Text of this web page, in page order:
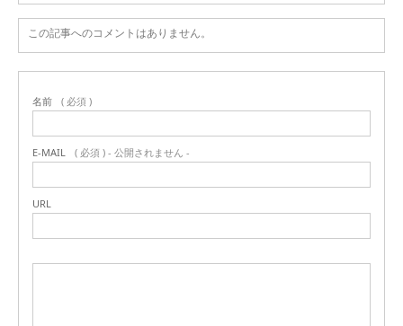
この記事へのコメントはありません。
名前 ( 必須 )
E-MAIL ( 必須 ) - 公開されません -
URL